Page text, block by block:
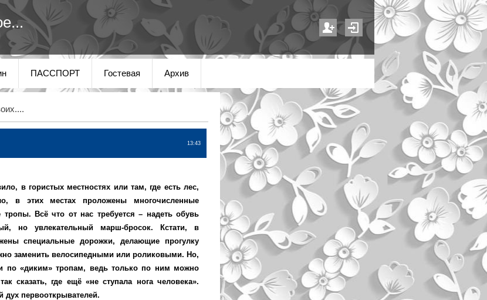
ПАССПОРТ Гостевая Архив
13:43
в гористых местностях или там, где есть лес,
в этих местах проложены многочисленные
Всё что от нас требуется – надеть обувь
но увлекательный марш-бросок. Кстати, в
специальные дорожки, делающие прогулку
заменить велосипедными или роликовыми. Но,
по «диким» тропам, ведь только по ним можно
сказать, где ещё «не ступала нога человека».
дух первооткрывателей.